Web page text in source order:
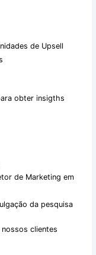
de Upsell
obter insigths
de Marketing em
da pesquisa
clientes